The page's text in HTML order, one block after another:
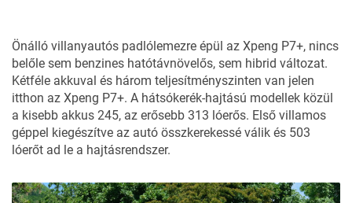
Önálló villanyautós padlólemezre épül az Xpeng P7+, nincs
belőle sem benzines hatótávnövelős, sem hibrid változat.
Kétféle akkuval és három teljesítményszinten van jelen
itthon az Xpeng P7+. A hátsókerék-hajtású modellek közül
a kisebb akkus 245, az erősebb 313 lóerős. Első villamos
géppel kiegészítve az autó összkerekessé válik és 503
lóerőt ad le a hajtásrendszer.